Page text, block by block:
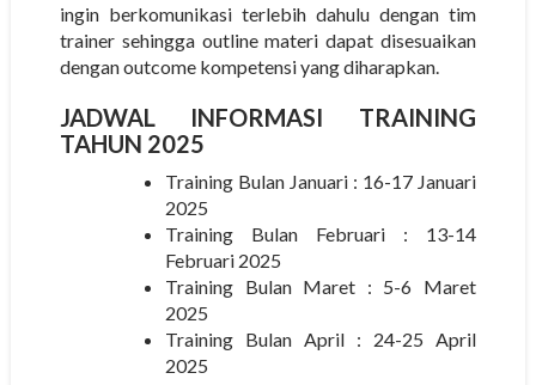
ingin berkomunikasi terlebih dahulu dengan tim
trainer sehingga outline materi dapat disesuaikan
dengan outcome kompetensi yang diharapkan.
JADWAL INFORMASI TRAINING
TAHUN 2025
Training Bulan Januari : 16-17 Januari
2025
Training Bulan Februari : 13-14
Februari 2025
Training Bulan Maret : 5-6 Maret
2025
Training Bulan April : 24-25 April
2025